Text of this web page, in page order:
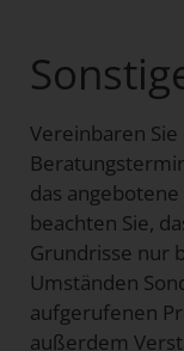
Vereinbaren
das
beachten Sie,
Grundrisse nur
Umständen
aufgerufenen
außerdem